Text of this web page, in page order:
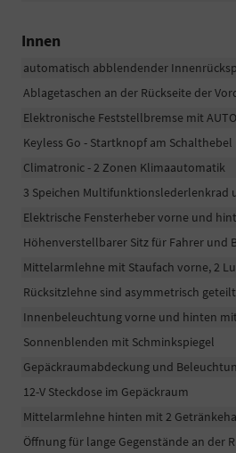
Innen
automatisch abblendender
Ablagetaschen an der Rückseite der
Elektronische Feststellbremse mit
Keyless Go - Startknopf am Schalthebel
Climatronic - 2 Zonen Klimaautomatik
3 Speichen Multifunktionslederlenkrad
Elektrische Fensterheber vorne und
Höhenverstellbarer Sitz für Fahrer und
Mittelarmlehne mit Staufach vorne, 2
Rücksitzlehne sind asymmetrisch
Innenbeleuchtung vorne und hinten
Sonnenblenden mit Schminkspiegel
Gepäckraumabdeckung und
12-V Steckdose im Gepäckraum
Mittelarmlehne hinten mit 2
Öffnung für lange Gegenstände an der